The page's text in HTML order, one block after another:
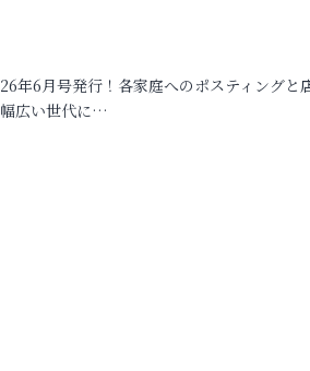
年6月号発行！各家庭へのポスティングと
広い世代に…